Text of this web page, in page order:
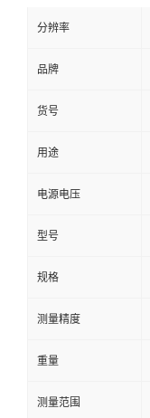
分辨率
品牌
货号
用途
电源电压
型号
规格
测量精度
重量
测量范围